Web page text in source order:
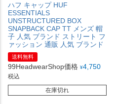
ハフ キャップ HUF
ESSENTIALS
UNSTRUCTURED BOX
SNAPBACK CAP TT メンズ 帽
子 人気 ブランド ストリート フ
ァッション 通販 人気 ブランド
送料無料
99HeadwearShop価格 ¥4,750
税込
在庫切れ